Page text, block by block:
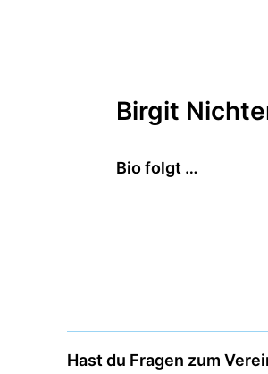
Birgit
Bio folgt …
Hast du Fragen zum